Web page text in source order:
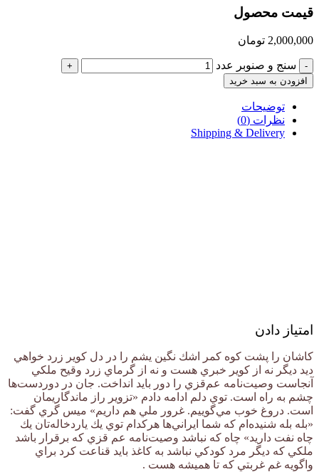
قیمت محصول
2,000,000 تومان
- سنج و صنوبر عدد
+
افزودن به سبد خرید
توضیحات
نظرات (0)
Shipping & Delivery
امتیاز دادن
كاشان را پشت كوه كمر اشك نگين يشم را در دل كوير زرد خواهي
ديد ديگر نه از كوير خبري هست و نه از گرماي زرد وقيح ملكي
آنجاست وصيت‌نامه عم‌قزي را دور بايد انداخت. جان در دوردست‌‌ها
چشم به راه است. توي دلم ادامه دادم «تزوير راز ماندگاريمان
است. دروغ خوب مي‌گوييم. غرور ملي هم داريم» ميس گري گفت:
«بله‌ بله شنيده‌ام كه شما ايراني‌‌ها هركدام توي يك ياردخاله‌تان يك
چاه نفت داريد» چاه كه نباشد وصيت‌نامه عم قزي كه برقرار باشد
ملكي كه ديگر مرد كودكي نباشد به كاغذ بايد قناعت كرد براي
واگويه غم غربتي كه تا هميشه هست .